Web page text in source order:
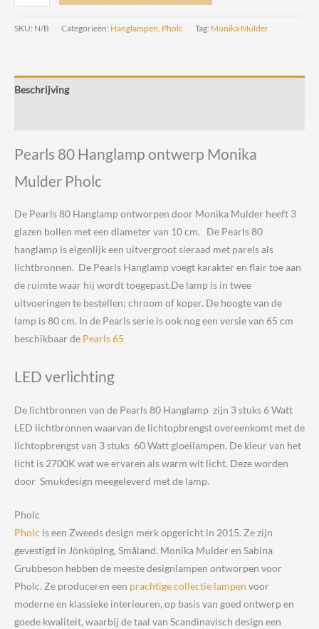
80
Hanglamp
Mulder
voor
SKU: N/B Categorieën: Hanglampen, Pholc Tag: Monika Mulder
Beschrijving
Pearls 80 Hanglamp ontwerp Monika
Mulder Pholc
De Pearls 80 Hanglamp ontworpen door Monika Mulder heeft 3
glazen bollen met een diameter van 10 cm. De Pearls 80
hanglamp is eigenlijk een uitvergroot sieraad met parels als
lichtbronnen. De Pearls Hanglamp voegt karakter en flair toe aan
de ruimte waar hij wordt toegepast.De lamp is in twee
uitvoeringen te bestellen; chroom of koper. De hoogte van de
lamp is 80 cm. In de Pearls serie is ook nog een versie van 65 cm
beschikbaar de Pearls 65
LED verlichting
De lichtbronnen van de Pearls 80 Hanglamp zijn 3 stuks 6 Watt
LED lichtbronnen waarvan de lichtopbrengst overeenkomt met de
lichtopbrengst van 3 stuks 60 Watt gloeilampen. De kleur van het
licht is 2700K wat we ervaren als warm wit licht. Deze worden
door Smukdesign meegeleverd met de lamp.
Pholc
Pholc is een Zweeds design merk opgericht in 2015. Ze zijn
gevestigd in Jönköping, Småland. Monika Mulder en Sabina
Grubbeson hebben de meeste designlampen ontworpen voor
Pholc. Ze produceren een prachtige collectie lampen voor
moderne en klassieke interieuren, op basis van goed ontwerp en
goede kwaliteit, waarbij de taal van Scandinavisch design een